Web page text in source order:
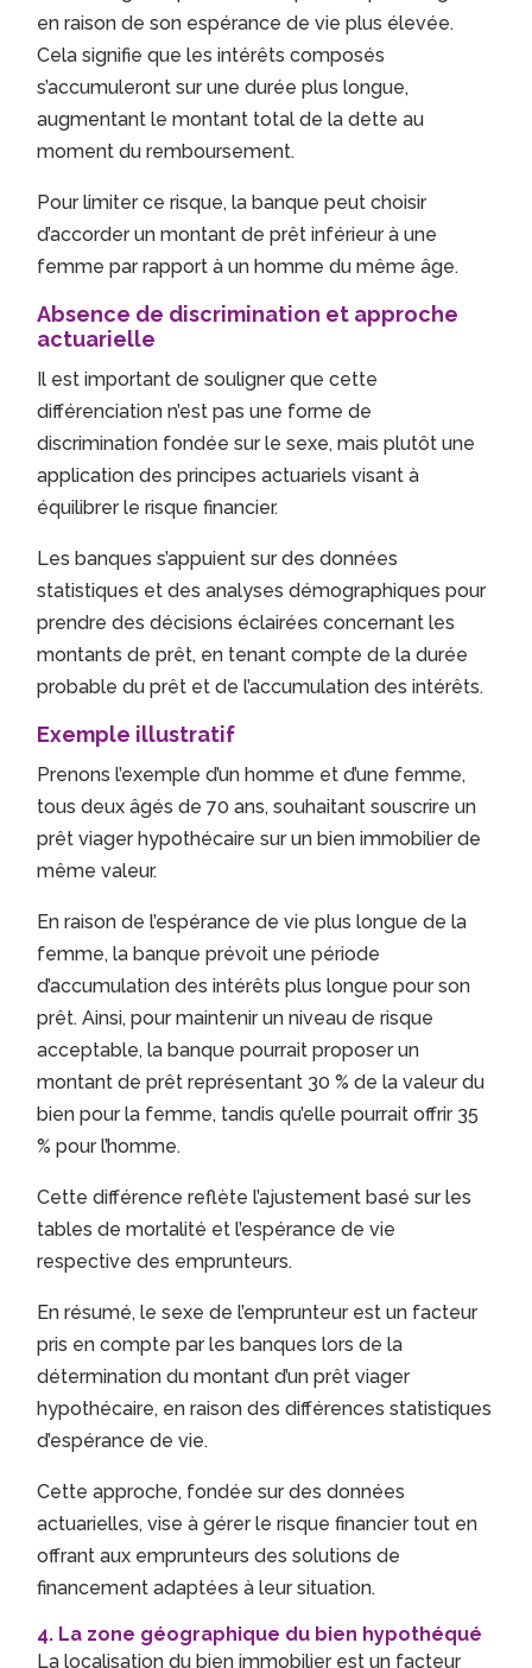
en raison de son espérance de vie plus élevée.
Cela signifie que les intérêts composés
s’accumuleront sur une durée plus longue,
augmentant le montant total de la dette au
moment du remboursement.
Pour limiter ce risque, la banque peut choisir
d’accorder un montant de prêt inférieur à une
femme par rapport à un homme du même âge.
Absence de discrimination et approche
actuarielle
Il est important de souligner que cette
différenciation n’est pas une forme de
discrimination fondée sur le sexe, mais plutôt une
application des principes actuariels visant à
équilibrer le risque financier.
Les banques s’appuient sur des données
statistiques et des analyses démographiques pour
prendre des décisions éclairées concernant les
montants de prêt, en tenant compte de la durée
probable du prêt et de l’accumulation des intérêts.
Exemple illustratif
Prenons l’exemple d’un homme et d’une femme,
tous deux âgés de 70 ans, souhaitant souscrire un
prêt viager hypothécaire sur un bien immobilier de
même valeur.
En raison de l’espérance de vie plus longue de la
femme, la banque prévoit une période
d’accumulation des intérêts plus longue pour son
prêt. Ainsi, pour maintenir un niveau de risque
acceptable, la banque pourrait proposer un
montant de prêt représentant 30 % de la valeur du
bien pour la femme, tandis qu’elle pourrait offrir 35
% pour l’homme.
Cette différence reflète l’ajustement basé sur les
tables de mortalité et l’espérance de vie
respective des emprunteurs.
En résumé, le sexe de l’emprunteur est un facteur
pris en compte par les banques lors de la
détermination du montant d’un prêt viager
hypothécaire, en raison des différences statistiques
d’espérance de vie.
Cette approche, fondée sur des données
actuarielles, vise à gérer le risque financier tout en
offrant aux emprunteurs des solutions de
financement adaptées à leur situation.
4. La zone géographique du bien hypothéqué
La localisation du bien immobilier est un facteur